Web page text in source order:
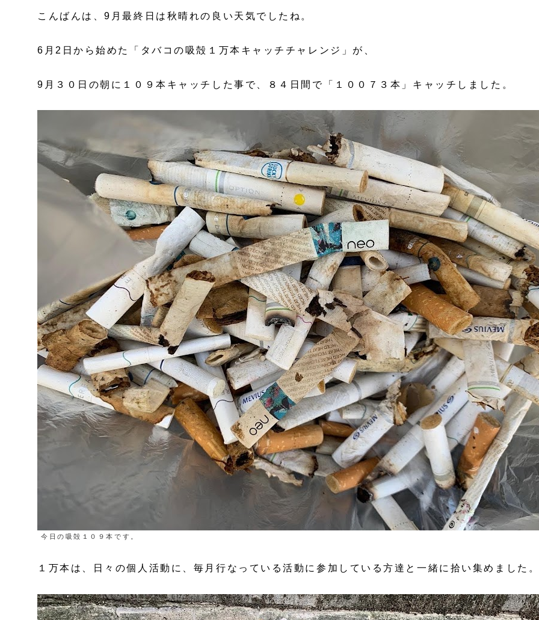
こんばんは、9月最終日は秋晴れの良い天気でしたね。
6月2日から始めた「タバコの吸殻１万本キャッチチャレンジ」が、
9月３０日の朝に１０９本キャッチした事で、８４日間で「１００７３本」キャッチしました。
今日の吸殻１０９本です。
１万本は、日々の個人活動に、毎月行なっている活動に参加している方達と一緒に拾い集めました